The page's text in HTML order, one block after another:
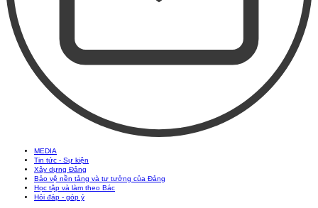
MEDIA
Tin tức - Sự kiện
Xây dựng Đảng
Bảo vệ nền tảng và tư tưởng của Đảng
Học tập và làm theo Bác
Hỏi đáp - góp ý